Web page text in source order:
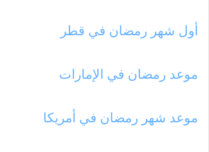
أول شهر رمضان في قطر
موعد رمضان في الإمارات
موعد شهر رمضان في أمريكا